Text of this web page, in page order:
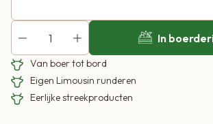
In
Van boer tot bord
Eigen Limousin runderen
Eerlijke streekproducten